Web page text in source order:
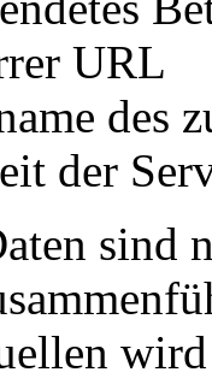
URL
des
der
sind